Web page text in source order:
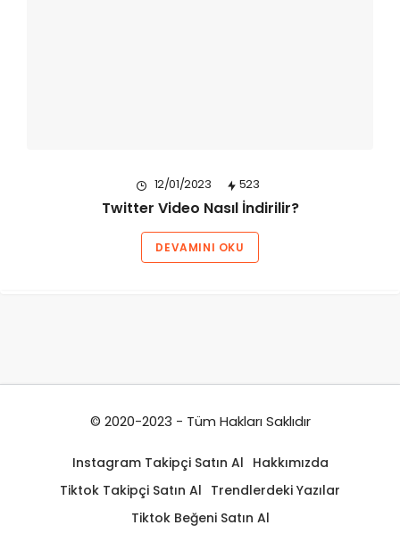
12/01/2023 523
Twitter Video Nasıl İndirilir?
DEVAMINI OKU
© 2020-2023 - Tüm Hakları Saklıdır
Instagram Takipçi Satın Al Hakkımızda
Tiktok Takipçi Satın Al Trendlerdeki Yazılar
Tiktok Beğeni Satın Al